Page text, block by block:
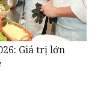
Giá trị lớn